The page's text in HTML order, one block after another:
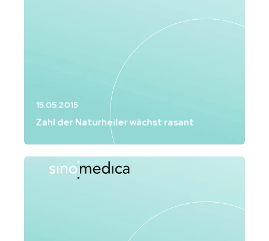
15.05.2015
Zahl der Naturheiler wächst rasant